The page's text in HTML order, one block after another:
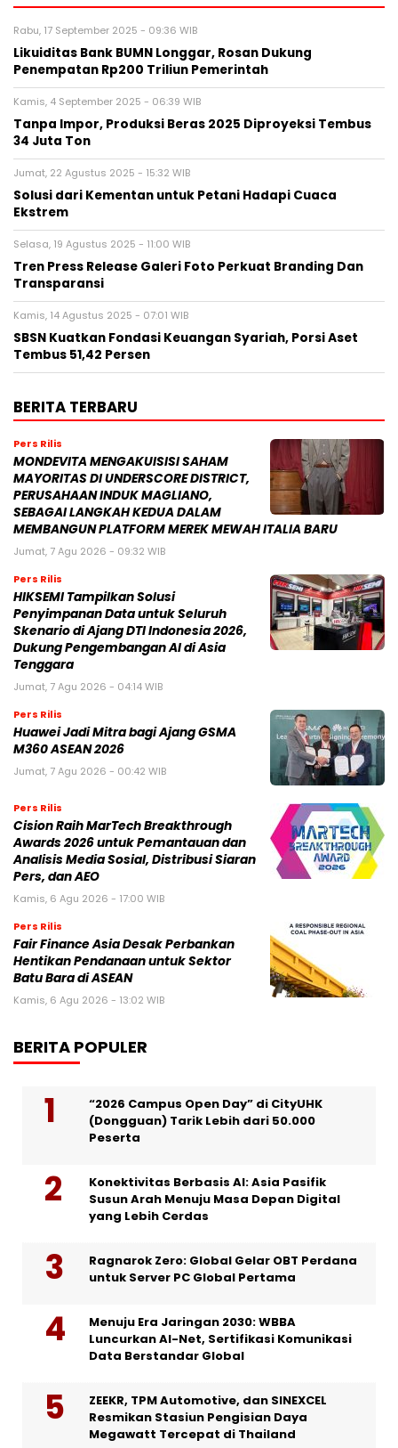
Rabu, 17 September 2025 - 09:36 WIB
Likuiditas Bank BUMN Longgar, Rosan Dukung
Penempatan Rp200 Triliun Pemerintah
Kamis, 4 September 2025 - 06:39 WIB
Tanpa Impor, Produksi Beras 2025 Diproyeksi Tembus
34 Juta Ton
Jumat, 22 Agustus 2025 - 15:32 WIB
Solusi dari Kementan untuk Petani Hadapi Cuaca
Ekstrem
Selasa, 19 Agustus 2025 - 11:00 WIB
Tren Press Release Galeri Foto Perkuat Branding Dan
Transparansi
Kamis, 14 Agustus 2025 - 07:01 WIB
SBSN Kuatkan Fondasi Keuangan Syariah, Porsi Aset
Tembus 51,42 Persen
BERITA TERBARU
Pers Rilis
MONDEVITA MENGAKUISISI SAHAM
MAYORITAS DI UNDERSCORE DISTRICT,
PERUSAHAAN INDUK MAGLIANO,
SEBAGAI LANGKAH KEDUA DALAM
MEMBANGUN PLATFORM MEREK MEWAH ITALIA BARU
Jumat, 7 Agu 2026 - 09:32 WIB
Pers Rilis
HIKSEMI Tampilkan Solusi
Penyimpanan Data untuk Seluruh
Skenario di Ajang DTI Indonesia 2026,
Dukung Pengembangan AI di Asia
Tenggara
Jumat, 7 Agu 2026 - 04:14 WIB
Pers Rilis
Huawei Jadi Mitra bagi Ajang GSMA
M360 ASEAN 2026
Jumat, 7 Agu 2026 - 00:42 WIB
Pers Rilis
Cision Raih MarTech Breakthrough
Awards 2026 untuk Pemantauan dan
Analisis Media Sosial, Distribusi Siaran
Pers, dan AEO
Kamis, 6 Agu 2026 - 17:00 WIB
Pers Rilis
Fair Finance Asia Desak Perbankan
Hentikan Pendanaan untuk Sektor
Batu Bara di ASEAN
Kamis, 6 Agu 2026 - 13:02 WIB
BERITA POPULER
“2026 Campus Open Day” di CityUHK
(Dongguan) Tarik Lebih dari 50.000
Peserta
Konektivitas Berbasis AI: Asia Pasifik
Susun Arah Menuju Masa Depan Digital
yang Lebih Cerdas
Ragnarok Zero: Global Gelar OBT Perdana
untuk Server PC Global Pertama
Menuju Era Jaringan 2030: WBBA
Luncurkan AI-Net, Sertifikasi Komunikasi
Data Berstandar Global
ZEEKR, TPM Automotive, dan SINEXCEL
Resmikan Stasiun Pengisian Daya
Megawatt Tercepat di Thailand